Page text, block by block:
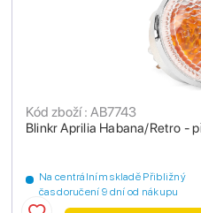
Blinkr Aprilia Habana/Retro -
Kód zboží : AB7743
Na centrálním skladě Přibližný
čas doručení 9 dní od nákupu